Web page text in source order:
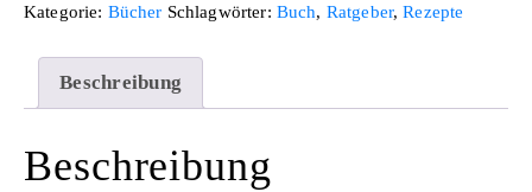
Kategorie: Bücher Schlagwörter: Buch, Ratgeber,Rezepte
Beschreibung
Beschreibung